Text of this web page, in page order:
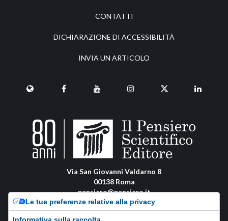
CONTATTI
DICHIARAZIONE DI ACCESSIBILITÀ
INVIA UN ARTICOLO
Via San Giovanni Valdarno 8
00138 Roma
pensiero@pensiero.it
amministrazione@pec.pensiero.com
Le tue preferenze relative alla privacy
Informativa sulla raccolta